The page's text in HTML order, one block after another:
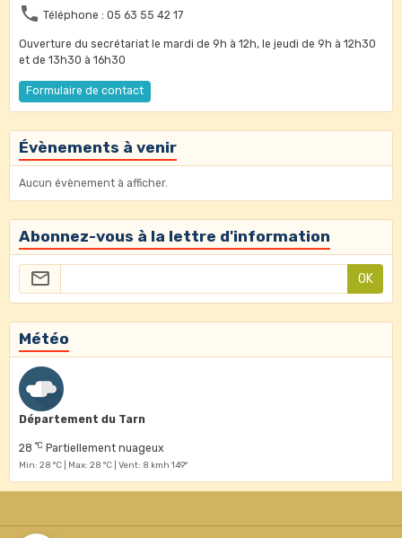
Téléphone : 05 63 55 42 17
Ouverture du secrétariat le mardi de 9h à 12h, le jeudi de 9h à 12h30
et de 13h30 à 16h30
Formulaire de contact
Évènements à venir
Aucun évènement à afficher.
Abonnez-vous à la lettre d'information
OK
Météo
Département du Tarn
28 °C Partiellement nuageux
Min: 28 °C | Max: 28 °C | Vent: 8 kmh 149°